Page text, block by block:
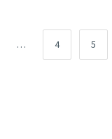
… Página
4 Página
5